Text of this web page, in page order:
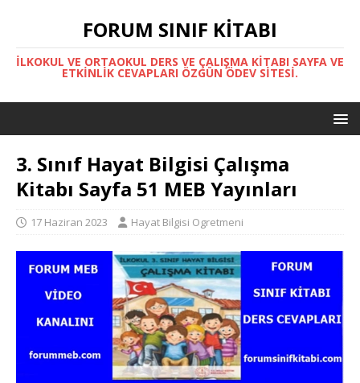
FORUM SINIF KITABI
İLKOKUL VE ORTAOKUL DERS VE ÇALIŞMA KITABI SAYFA VE
ETKINLIK CEVAPLARI ÖZGÜN ÖDEV SITESI.
3. Sınıf Hayat Bilgisi Çalışma
Kitabı Sayfa 51 MEB Yayınları
17 Haziran 2023 Hayat Bilgisi Ogretmeni